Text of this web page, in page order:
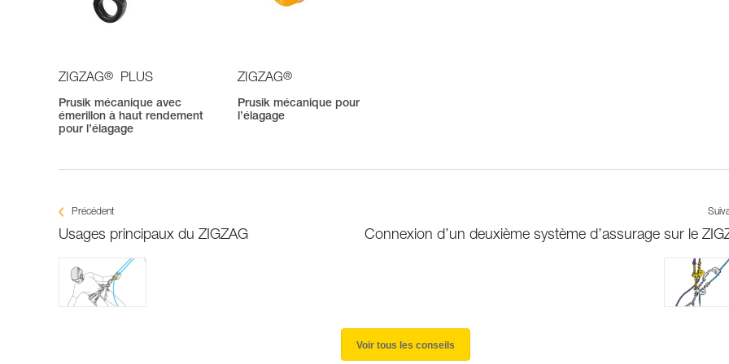
ZIGZAG® PLUS
Prusik mécanique avec
émerillon à haut rendement
pour l’élagage
ZIGZAG®
Prusik mécanique pour
l’élagage
Précédent
Usages principaux du ZIGZAG Connexion d’un deuxième système d’assurage sur le
Voir tous les conseils